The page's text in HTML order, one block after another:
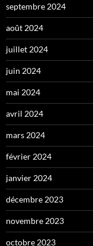
septembre 2024
août 2024
juillet 2024
juin 2024
mai 2024
avril 2024
mars 2024
février 2024
janvier 2024
décembre 2023
novembre 2023
octobre 2023